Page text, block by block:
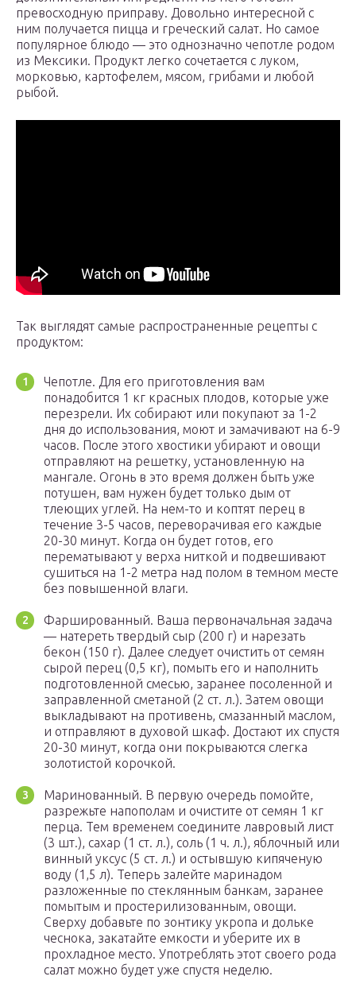
превосходную приправу. Довольно интересной с
ним получается пицца и греческий салат. Но самое
популярное блюдо — это однозначно чепотле родом
из Мексики. Продукт легко сочетается с луком,
морковью, картофелем, мясом, грибами и любой
рыбой.
Так выглядят самые распространенные рецепты с
продуктом:
Чепотле. Для его приготовления вам
понадобится 1 кг красных плодов, которые уже
перезрели. Их собирают или покупают за 1-2
дня до использования, моют и замачивают на 6-9
часов. После этого хвостики убирают и овощи
отправляют на решетку, установленную на
мангале. Огонь в это время должен быть уже
потушен, вам нужен будет только дым от
тлеющих углей. На нем-то и коптят перец в
течение 3-5 часов, переворачивая его каждые
20-30 минут. Когда он будет готов, его
перематывают у верха ниткой и подвешивают
сушиться на 1-2 метра над полом в темном месте
без повышенной влаги.
Фаршированный. Ваша первоначальная задача
— натереть твердый сыр (200 г) и нарезать
бекон (150 г). Далее следует очистить от семян
сырой перец (0,5 кг), помыть его и наполнить
подготовленной смесью, заранее посоленной и
заправленной сметаной (2 ст. л.). Затем овощи
выкладывают на противень, смазанный маслом,
и отправляют в духовой шкаф. Достают их спустя
20-30 минут, когда они покрываются слегка
золотистой корочкой.
Маринованный. В первую очередь помойте,
разрежьте напополам и очистите от семян 1 кг
перца. Тем временем соедините лавровый лист
(3 шт.), сахар (1 ст. л.), соль (1 ч. л.), яблочный или
винный уксус (5 ст. л.) и остывшую кипяченую
воду (1,5 л). Теперь залейте маринадом
разложенные по стеклянным банкам, заранее
помытым и простерилизованным, овощи.
Сверху добавьте по зонтику укропа и дольке
чеснока, закатайте емкости и уберите их в
прохладное место. Употреблять этот своего рода
салат можно будет уже спустя неделю.